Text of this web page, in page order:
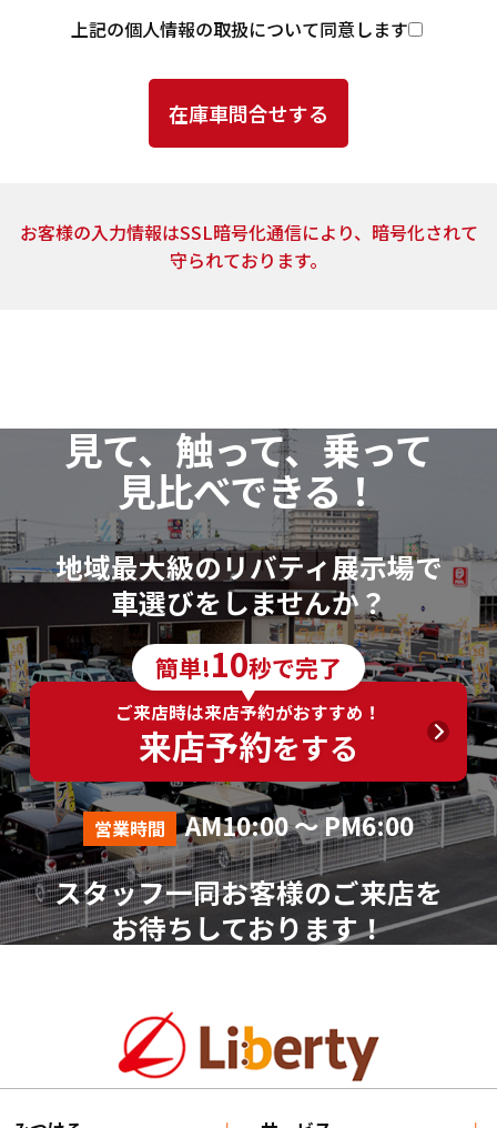
3．第三者への提供
とはありません。
上記2.の利用目的の達成に必要な範囲内において、ご
提供頂いた個人情報の取扱いを委託する場合がありま
す。当社は、個人情報の取扱いを委託する場合、業務委
当社は、当該資料請求により取得した開示対象個人
情報の利用目的の通知・開示・訂正または削除・利用
の停止（以下「開示等」といいます。）に応じます。
開示等に関するお問い合わせ：各店舗営業窓口もし
くは、以下個人情報相談窓口
6．個人情報の取得に応じることの任意性
ご入力は任意ですが、ご入力いただけない項目やご
入力いただいた個人情報に漏れや誤りがあった場合、
資料請求およびお問合せに対する回答が出来ない場合
がございます。
7．その他
本人が容易に認識できない方法による個人情報の取
得は行っておりません。
個人情報に関する相談窓口
（平日AM10:00～PM18:00 ※土、日、祝、年末年始を
上記の個人情報の取扱について同意します
お客様の入力情報はSSL暗号化通信により、暗号化されて
守られております。
見て、触って、乗って
見比べできる！
地域最大級のリバティ展示場で
車選びをしませんか？
簡単!10秒で完了
ご来店時は来店予約がおすすめ！
来店予約をする
営業時間 AM10:00 ～ PM6:00
スタッフ一同お客様のご来店を
お待ちしております！